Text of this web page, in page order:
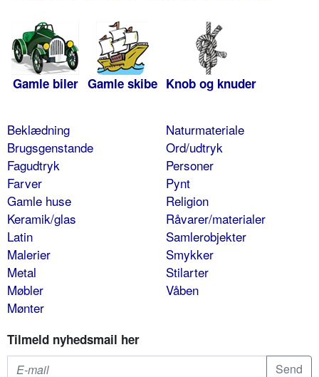
Gamle biler Gamle skibe Knob og knuder
Beklædning
Brugsgenstande
Fagudtryk
Farver
Gamle huse
Keramik/glas
Latin
Malerier
Metal
Møbler
Mønter
Naturmateriale
Ord/udtryk
Personer
Pynt
Religion
Råvarer/materialer
Samlerobjekter
Smykker
Stilarter
Våben
Tilmeld nyhedsmail her